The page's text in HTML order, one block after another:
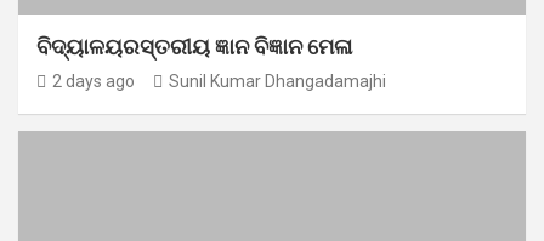
ବିଦ୍ୟାଳୟରସ୍ତରୀୟ ଜ୍ଞାନ ବିଜ୍ଞାନ ମେଳା
2 days ago Sunil Kumar Dhangadamajhi